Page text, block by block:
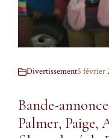
Divertissement5 février
Bande-
Palmer, Paige,